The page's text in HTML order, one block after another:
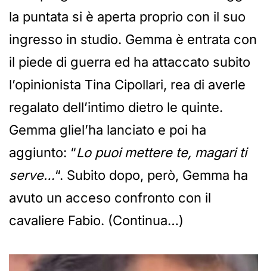
la puntata si è aperta proprio con il suo
ingresso in studio. Gemma è entrata con
il piede di guerra ed ha attaccato subito
l’opinionista Tina Cipollari, rea di averle
regalato dell’intimo dietro le quinte.
Gemma gliel’ha lanciato e poi ha
aggiunto: “Lo puoi mettere te, magari ti
serve…“. Subito dopo, però, Gemma ha
avuto un acceso confronto con il
cavaliere Fabio. (Continua…)